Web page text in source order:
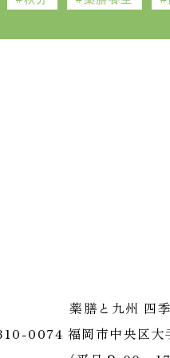
薬膳と九州 四
0074 福岡市中央区